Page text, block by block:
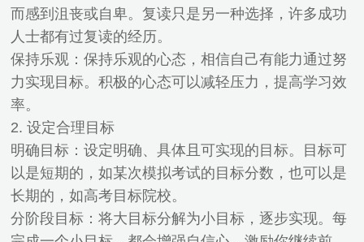
而感到沮丧或自卑。复读只是另一种选择，许多成功
人士都有过复读的经历。
保持乐观：保持乐观的心态，相信自己有能力通过努
力实现目标。积极的心态可以减轻压力，提高学习效
率。
2. 设定合理目标
明确目标：设定明确、具体且可实现的目标。目标可
以是短期的，如某次模拟考试的目标分数，也可以是
长期的，如高考目标院校。
分阶段目标：将大目标分解为小目标，逐步实现。每